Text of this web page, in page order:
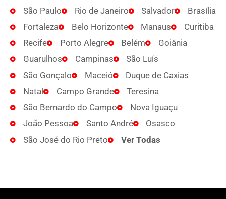
São Paulo Rio de Janeiro Salvador
Brasília
Fortaleza
Belo Horizonte Manaus
Curitiba
Recife
Porto Alegre Belém
Goiânia
Guarulhos
Campinas
São Luís
São Gonçalo
Maceió
Duque de Caxias
Natal
Campo Grande
Teresina
São Bernardo do Campo
Nova Iguaçu
João Pessoa
Santo André
Osasco
São José do Rio Preto
Ver Todas